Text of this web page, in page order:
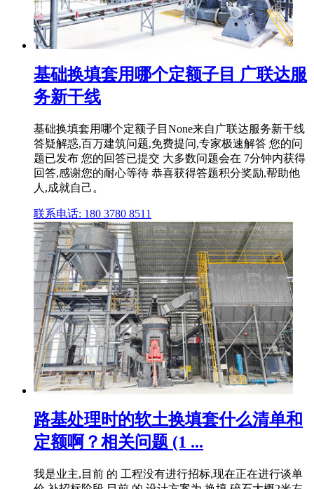
基础换填套用哪个定额子目 广联达服
务新干线
基础换填套用哪个定额子目None来自广联达服务新干线
答疑解惑,百万建筑问题,免费提问,专家极速解答 您的问
题已发布 您的回答已提交 大多数问题会在 7分钟内获得
回答,感谢您的耐心等待 恭喜获得答题积分奖励,帮助他
人,成就自己。
联系电话: 180 3780 8511
路基处理时的软土换填套什么清单和
定额啊？相关问题 (1 ...
我是业主,目前 的 工程没有进行招标,现在正在进行谈单